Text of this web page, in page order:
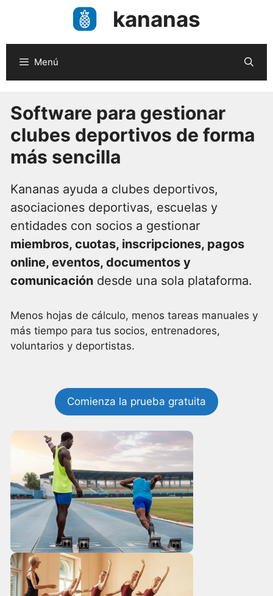
kananas
Menú
Software para gestionar
clubes deportivos de forma
más sencilla
Kananas ayuda a clubes deportivos,
asociaciones deportivas, escuelas y
entidades con socios a gestionar
miembros, cuotas, inscripciones, pagos
online, eventos, documentos y
comunicación desde una sola plataforma.
Menos hojas de cálculo, menos tareas manuales y
más tiempo para tus socios, entrenadores,
voluntarios y deportistas.
Comienza la prueba gratuita